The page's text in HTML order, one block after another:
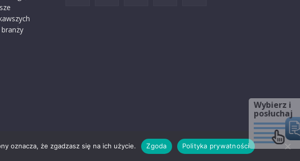
O nas Reklama Zastrzeżenia prawne
oznacza, że zgadzasz się na ich użycie. Zgoda Polityka prywatności
Wybierz i
posłuchaj